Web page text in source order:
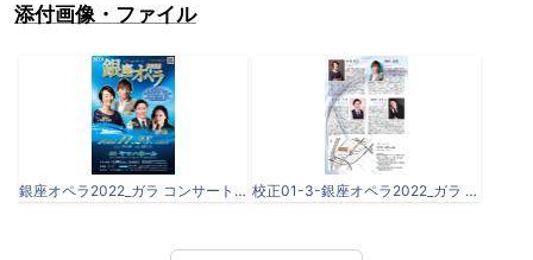
添付画像・ファイル
銀座オペラ2022_ガラ コンサート-A4-表-221007_min.jpg 校正01-3-銀座オペラ2022_ガラ コンサート-A4両面-220922_page-0002.jpg